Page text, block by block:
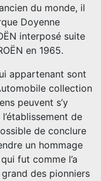
du monde, il
Doyenne
interposé suite
en 1965.
appartenant sont
collection
peuvent s’y
de
de conclure
un hommage
fut comme l’a
des pionniers